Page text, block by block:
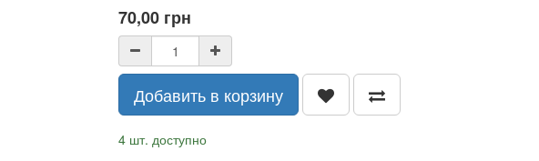
70,00 грн
Добавить в корзину
4 шт. доступно